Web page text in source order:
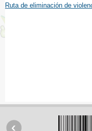
Ruta de eliminación de